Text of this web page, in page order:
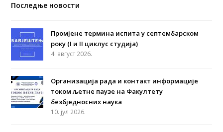
Последње новости
Промјене термина испита у септембарском
року (I и II циклус студија)
4. август 2026.
Организација рада и контакт информације
током љетне паузе на Факултету
безбједносних наука
10. јул 2026.